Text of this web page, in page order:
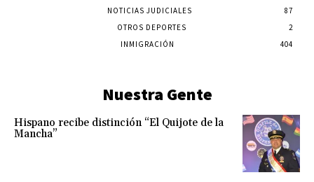
NOTICIAS JUDICIALES
87
OTROS DEPORTES
2
INMIGRACIÓN
404
Nuestra Gente
Hispano recibe distinción “El Quijote de la
Mancha”